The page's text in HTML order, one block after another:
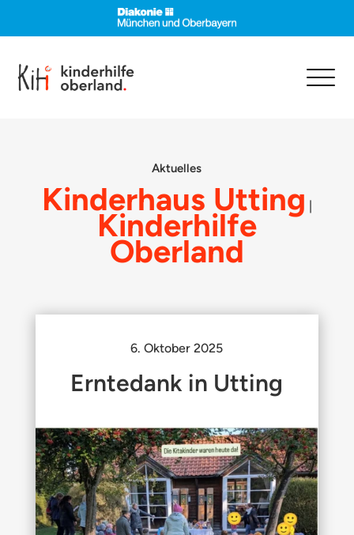
Aktuelles
Kinderhaus Utting
Kinderhilfe
Oberland
6. Oktober 2025
Erntedank in Utting